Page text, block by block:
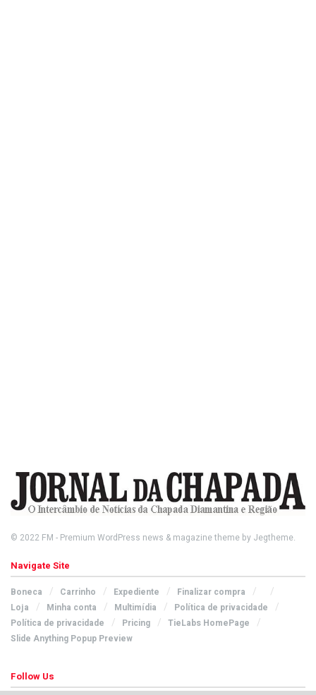
© 2022 FM - Premium WordPress news & magazine theme by Jegtheme.
Navigate Site
Boneca Carrinho Expediente
Finalizar compra
Loja
Minha conta Multimídia
Política de privacidade
Política de privacidade
Pricing
TieLabs HomePage
Slide Anything Popup Preview
Follow Us